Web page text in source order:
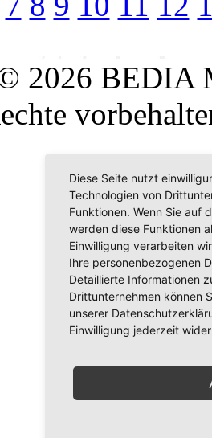
2026 BEDIA
Diese Seite nutzt
Technologien von
Funktionen. Wenn Sie auf
werden diese Funktionen
Einwilligung verarbeiten
Ihre personenbezogenen
Detaillierte Informationen
Drittunternehmen können
unserer
Einwilligung jederzeit